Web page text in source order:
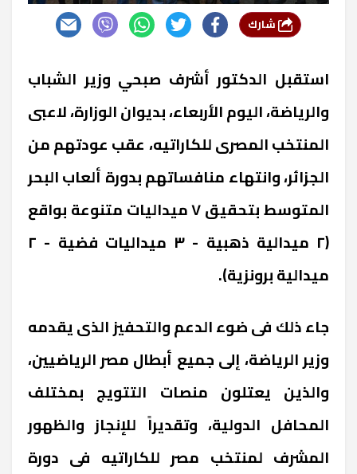
استقبل الدكتور أشرف صبحي وزير الشباب
والرياضة، اليوم الأربعاء، بديوان الوزارة، لاعبى
المنتخب المصرى للكاراتيه، عقب عودتهم من
الجزائر، وانتهاء منافساتهم بدورة ألعاب البحر
المتوسط بتحقيق ٧ ميداليات متنوعة بواقع
(٢ ميدالية ذهبية - ٣ ميداليات فضية - ٢
ميدالية برونزية).
جاء ذلك فى ضوء الدعم والتحفيز الذى يقدمه
وزير الرياضة، إلى جميع أبطال مصر الرياضيين،
والذين يعتلون منصات التتويج بمختلف
المحافل الدولية، وتقديراً للإنجاز والظهور
المشرف لمنتخب مصر للكاراتيه فى دورة